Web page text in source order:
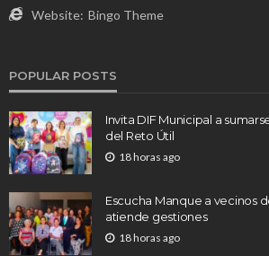
Website: Bingo Theme
POPULAR POSTS
Invita DIF Municipal a
del Reto Útil
18 horas ago
Escucha Manque a vecinos
atiende gestiones
18 horas ago